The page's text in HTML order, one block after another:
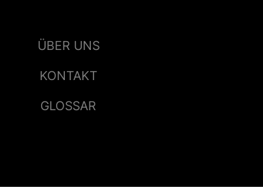
ÜBER UNS
KONTAKT
GLOSSAR